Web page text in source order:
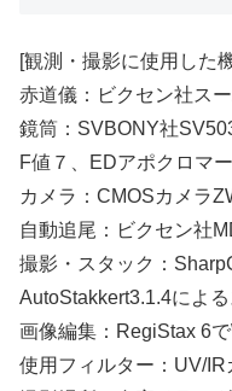
[観測・撮影に使用した
赤道儀：ビクセン社ス
鏡筒：SVBONY社
F値７、EDアポクロマ
カメラ：CMOSカメラ
自動追尾：ビクセン社
撮影・スタック：
AutoStakkert3.1.4によ
画像編集：RegiStax 6
使用フィルター：UV/IR